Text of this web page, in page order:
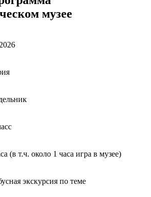
музее
(в т.ч. около 1 часа игра в музее)
экскурсия по теме